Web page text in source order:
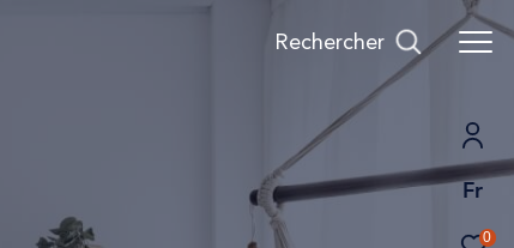
Fr
0
Rechercher